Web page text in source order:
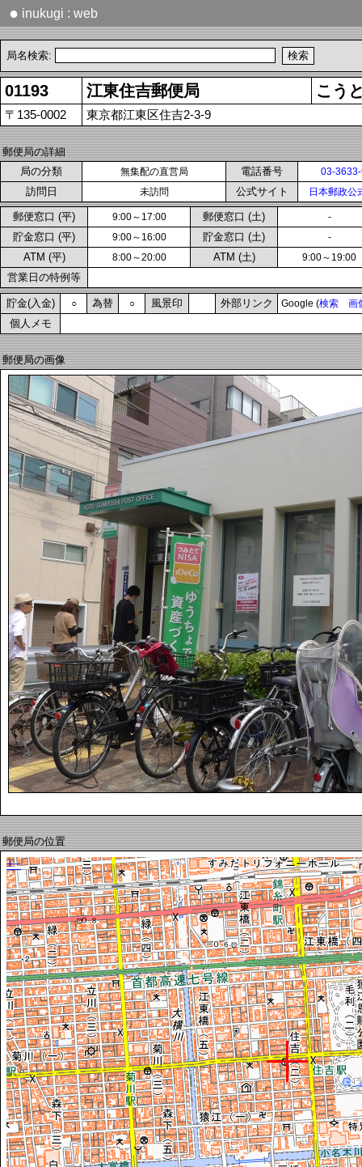
● inukugi : web
局名検索:
01193 江東住吉郵便局 こう
〒135-0002 東京都江東区住吉2-3-9
郵便局の詳細
局の分類
無集配の直営局 電話番号 03-
訪問日 未訪問 公式サイト 日本郵政公
郵便窓口 (平) 9:00～17:00 郵便窓口 (土) -
貯金窓口 (平) 9:00～16:00 貯金窓口 (土) -
ATM (平) 8:00～20:00 ATM (土) 9:00～19:00
営業日の特例等
貯金(入金) ○ 為替 ○ 風景印 外部リンク Google (検索 画
個人メモ
郵便局の画像
郵便局の位置